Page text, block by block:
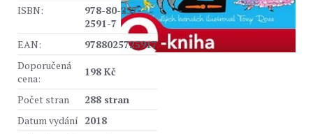
ISBN:
978-80-257-
2591-7
EAN:
9788025725917
Doporučená
cena:
198 Kč
Počet stran
288 stran
Datum vydání 2018